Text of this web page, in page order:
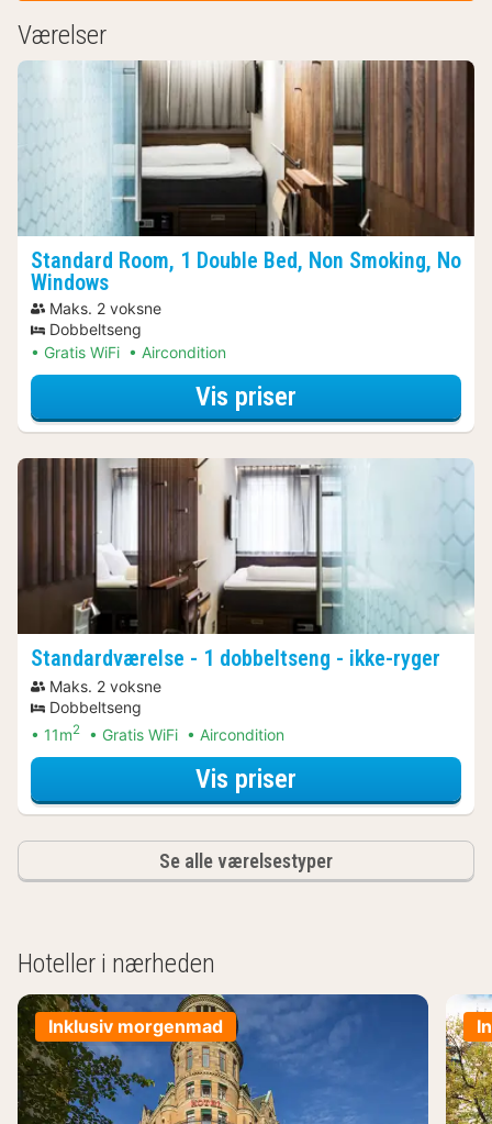
Værelser
Standard Room, 1 Double Bed, Non Smoking, No
Windows
Maks. 2 voksne
Dobbeltseng
Gratis WiFi
Aircondition
Vis priser
Standardværelse - 1 dobbeltseng - ikke-ryger
Maks. 2 voksne
Dobbeltseng
11m2 Gratis WiFi Aircondition
Vis priser
Se alle værelsestyper
Hoteller i nærheden
Inklusiv morgenmad